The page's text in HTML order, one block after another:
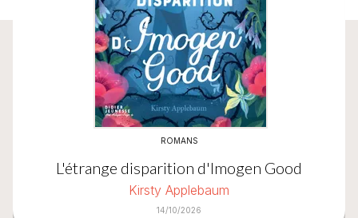
ROMANS
L'étrange disparition d'Imogen Good
Kirsty Applebaum
14/10/2026